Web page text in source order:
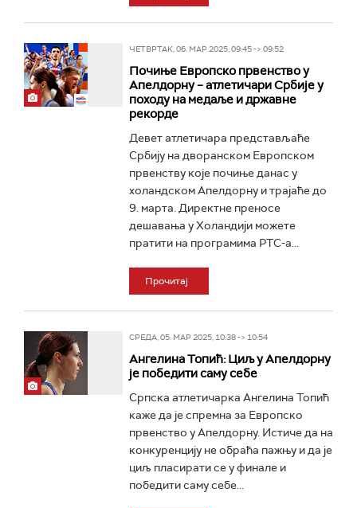
ЧЕТВРТАК, 06. МАР 2025, 09:45 -> 09:52
Почиње Европско првенство у
Апелдорну – атлетичари Србије у
походу на медаље и државне
рекорде
Девет атлетичара представљаће
Србију на дворанском Европском
првенству које почиње данас у
холандском Апелдорну и трајаће до
9. марта. Директне преносе
дешавања у Холандији можете
пратити на програмима РТС-а...
Прочитај
СРЕДА, 05. МАР 2025, 10:38 -> 10:54
Ангелина Топић: Циљ у Апелдорну
је победити саму себе
Српска атлетичарка Ангелина Топић
каже да је спремна за Европско
првенство у Апелдорну. Истиче да на
конкуренцију не обраћа пажњу и да је
циљ пласирати се у финале и
победити саму себе...